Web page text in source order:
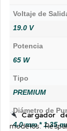
Voltaje de
19.0 V
Potencia
65 W
Tipo
PREMIUM
Diámetro de
4.0 mm * 1.35
Cargador
modelos.